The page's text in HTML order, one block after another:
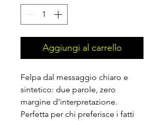
Aggiungi al carrello
Felpa dal messaggio chiaro e
sintetico: due parole, zero
margine d’interpretazione.
Perfetta per chi preferisce i fatti